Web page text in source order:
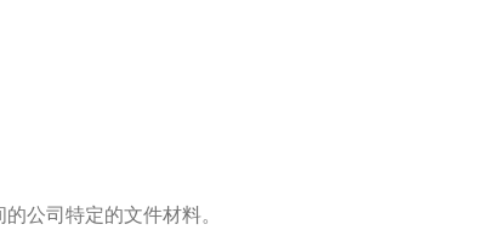
公司特定的文件材料。